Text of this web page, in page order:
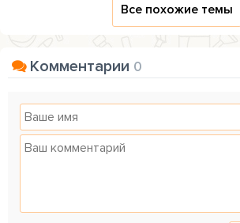
Все похожие темы
Комментарии 0